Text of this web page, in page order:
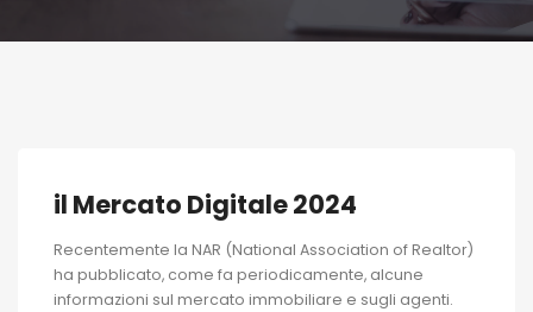
il Mercato Digitale 2024
Recentemente la NAR (National Association of Realtor)
ha pubblicato, come fa periodicamente, alcune
informazioni sul mercato immobiliare e sugli agenti.